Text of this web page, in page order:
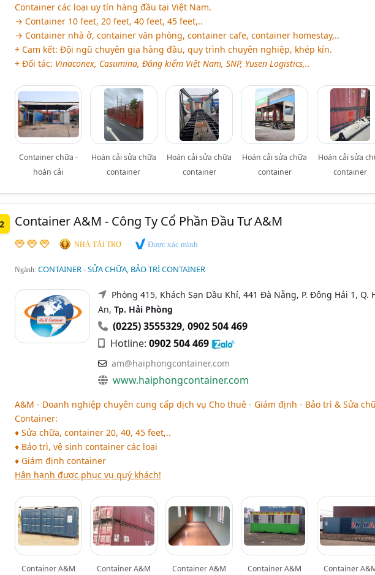
Container các loại uy tín hàng đầu tại Việt Nam.
→ Container 10 feet, 20 feet, 40 feet, 45 feet,..
→ Container nhà ở, container văn phòng, container cafe, container homestay,..
+ Cam kết: Đội ngũ chuyên gia hàng đầu, quy trình chuyên nghiệp, khép kín.
+ Đối tác: Vinaconex, Casumina, Đăng kiểm Việt Nam, SNP, Yusen Logistics,..
Container chữa -
hoán cải
Hoán cải sửa chữa
container
Hoán cải sửa chữa
container
Hoán cải sửa chữa
container
Hoán cải sửa
container
2 Container A&M - Công Ty Cổ Phần Đầu Tư A&M
NHÀ TÀI TRỢ Được xác minh
Ngành: CONTAINER - SỬA CHỮA, BẢO TRÌ CONTAINER
Phòng 415, Khách Sạn Dầu Khí, 441 Đà Nẵng, P. Đông Hải 1, Q.
An, Tp. Hải Phòng
(0225) 3555329, 0902 504 469
Hotline: 0902 504 469
am@haiphongcontainer.com
www.haiphongcontainer.com
A&M - Doanh nghiệp chuyên cung cấp dịch vụ Cho thuê - Giám định - Bảo trì & Sửa
Container:
♦ Sửa chữa, container 20, 40, 45 feet,..
♦ Bảo trì, vệ sinh container các loại
♦ Giám định container
Hân hạnh được phục vụ quý khách!
Container A&M Container A&M Container A&M Container A&M Container